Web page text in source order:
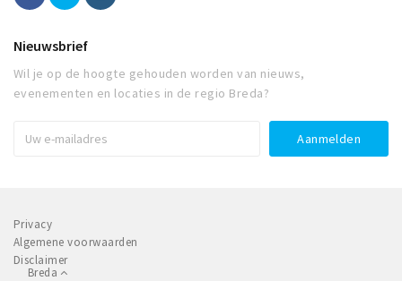
Nieuwsbrief
Wil je op de hoogte gehouden worden van nieuws,
evenementen en locaties in de regio Breda?
Privacy
Algemene voorwaarden
Disclaimer
Breda